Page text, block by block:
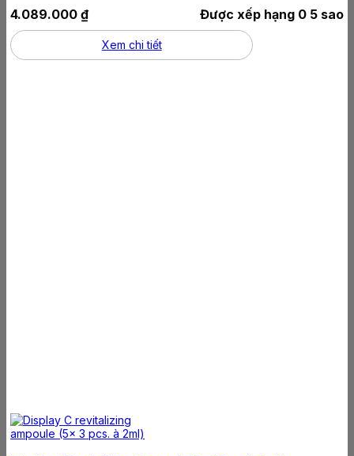
Được xếp hạng 0 5 sao
4.089.000 ₫
Xem chi tiết